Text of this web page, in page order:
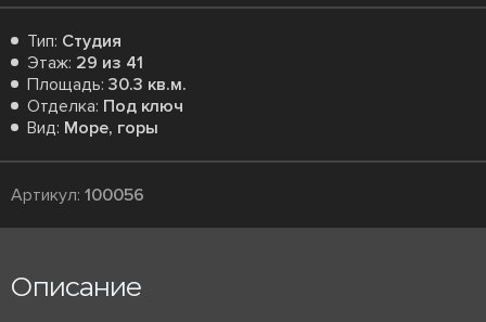
Тип: Студия
Этаж: 29 из 41
Площадь: 30.3 кв.м.
Отделка: Под ключ
Вид: Море, горы
Артикул: 100056
Описание